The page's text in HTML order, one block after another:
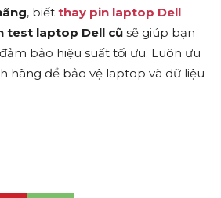
, biết thay pin laptop Dell
test laptop Dell cũ sẽ giúp bạn
bảo hiệu suất tối ưu. Luôn ưu
hãng để bảo vệ laptop và dữ liệu